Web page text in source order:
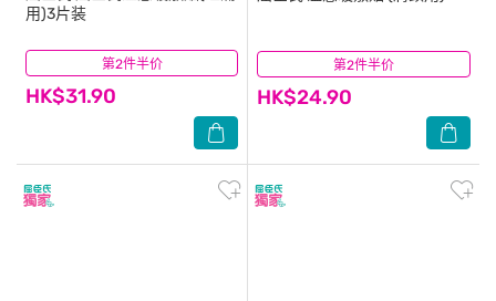
第2件半价
用)3片装
HK$31.90
(14) 第2件半价
HK$24.90
(1)